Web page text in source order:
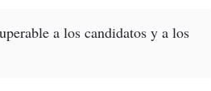
a los candidatos y a los